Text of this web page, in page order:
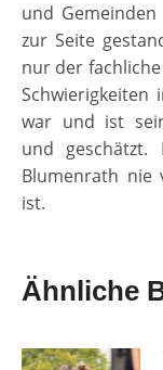
und
zur Seite
nur der
Schwierigkeiten
war und ist
und
Blumenrath nie
ist.
Ähnliche